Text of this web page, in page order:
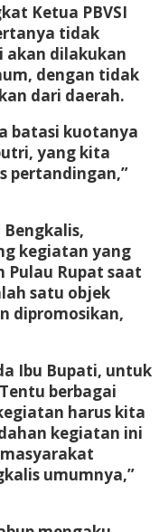
Ketua PBVSI
tidak
akan dilakukan
dengan tidak
dari daerah.
batasi kuotanya
yang kita
pertandingan,”
kegiatan yang
Pulau Rupat saat
satu objek
dipromosikan,
Ibu Bupati, untuk
berbagai
harus kita
kegiatan ini
umumnya,”